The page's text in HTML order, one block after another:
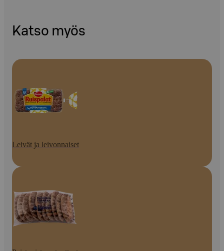
Katso myös
Leivät ja leivonnaiset